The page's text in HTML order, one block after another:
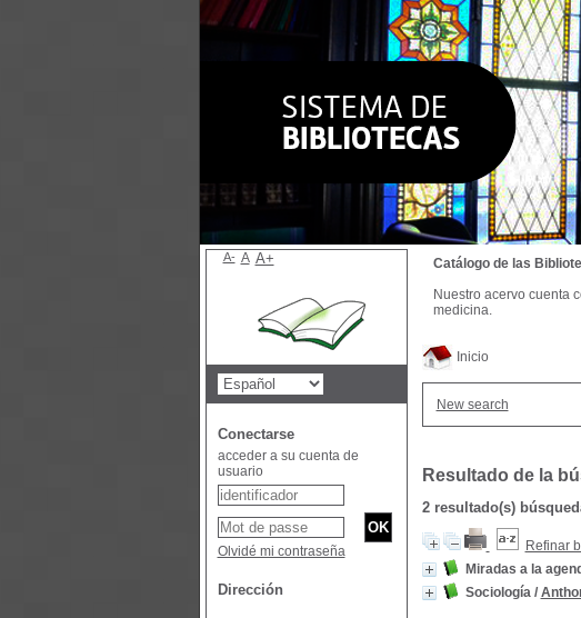
Inicio
New search
Resultado de la
2 resultado(s)
Refinar
Miradas a la
Sociología/
Catálogo de las
Nuestro acervo cuenta
medicina.
A- A A+
Conectarse
acceder a su cuenta de
usuario
Olvidé mi contraseña
Dirección